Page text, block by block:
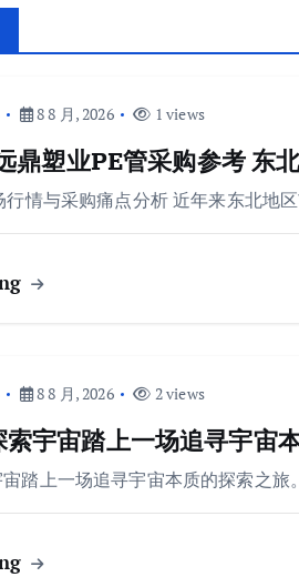
8 8 月, 2026 1 views
鼎塑业PE管采购参考 东
行情与采购痛点分析 近年来东北地
8 8 月, 2026 2 views
索宇宙踏上一场追寻宇宙
宙踏上一场追寻宇宙本质的探索之